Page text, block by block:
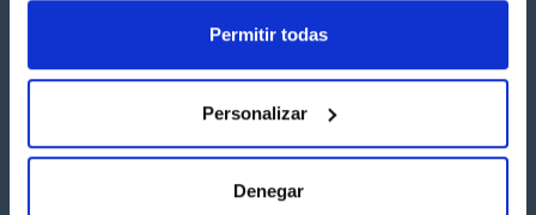
Permitir todas
Personalizar
Denegar
Síguenos: